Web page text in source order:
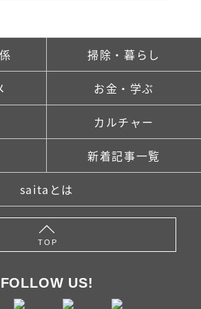
掃除・暮らし
お金・学ぶ
カルチャー
新着記事一覧
saitaとは
TOP
FOLLOW US!